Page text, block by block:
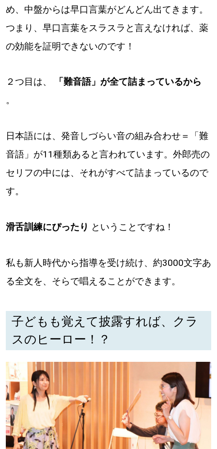
め、中盤からは早口言葉がどんどん出てきます。
つまり、早口言葉をスラスラと言えなければ、薬
の効能を証明できないのです！
２つ目は、
「難音語」が全て詰まっているから
。
日本語には、発音しづらい音の組み合わせ＝「難
音語」が11種類あると言われています。外郎売の
セリフの中には、それがすべて詰まっているので
す。
滑舌訓練にぴったり ということですね！
私も新人時代から指導を受け続け、約3000文字あ
る全文を、そらで唱えることができます。
子どもも覚えて披露すれば、クラ
スのヒーロー！？